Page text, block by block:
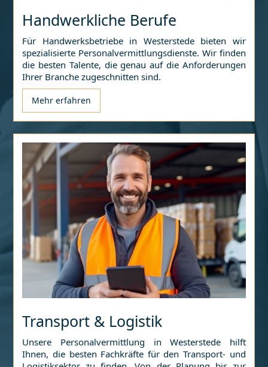
Handwerkliche Berufe
Für Handwerksbetriebe in Westerstedebieten wir
spezialisierte Personalvermittlungsdienste. Wir finden
die besten Talente, die genau auf die Anforderungen
Ihrer Branche zugeschnitten sind.
Mehr erfahren
Transport & Logistik
Unsere Personalvermittlung inWesterstede hilft
Ihnen, die besten Fachkräfte für den Transport- und